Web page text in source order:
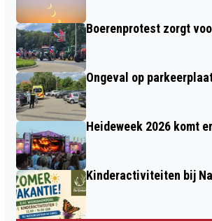
Boerenprotest zorgt
Ongeval op
Heideweek 2026 komt
Kinderactiviteiten bij